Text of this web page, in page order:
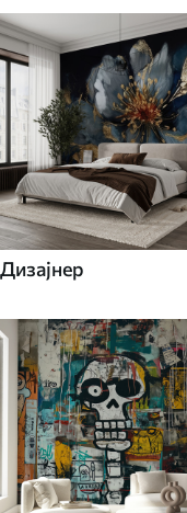
Дизајнер